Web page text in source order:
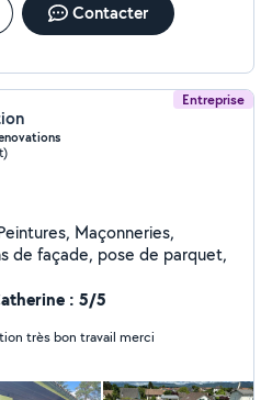
Contacter
Entreprise
Maçonneries,
de façade, pose de parquet,
: 5/5
très bon travail merci